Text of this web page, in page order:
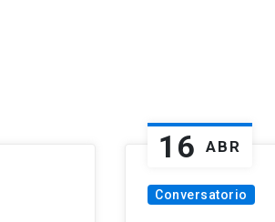
16 ABR
Conversatorio